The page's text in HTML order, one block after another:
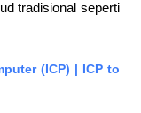
tradisional seperti
(ICP) | ICP to